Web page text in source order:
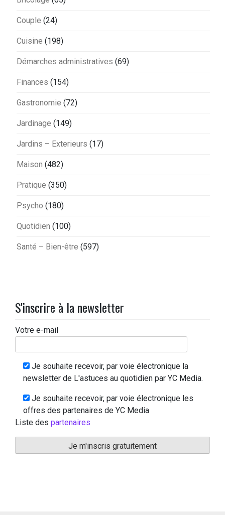
Couple (24)
Cuisine (198)
Démarches administratives (69)
Finances (154)
Gastronomie (72)
Jardinage (149)
Jardins – Exterieurs (17)
Maison (482)
Pratique (350)
Psycho (180)
Quotidien (100)
Santé – Bien-être (597)
S'inscrire à la newsletter
Votre e-mail
Je souhaite recevoir, par voie électronique la
newsletter de L'astuces au quotidien par YC Media.
Je souhaite recevoir, par voie électronique les
offres des partenaires de YC Media
Liste des partenaires